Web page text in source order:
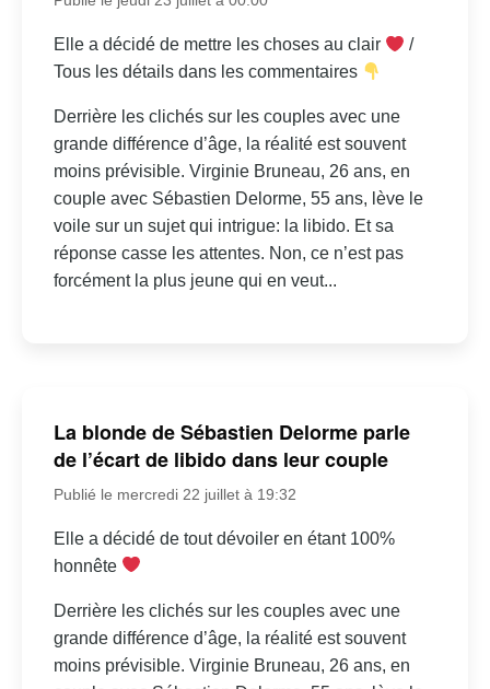
Elle a décidé de mettre les choses au clair
/
Tous les détails dans les commentaires
Derrière les clichés sur les couples avec une
grande différence d’âge, la réalité est souvent
moins prévisible. Virginie Bruneau, 26 ans, en
couple avec Sébastien Delorme, 55 ans, lève le
voile sur un sujet qui intrigue: la libido. Et sa
réponse casse les attentes. Non, ce n’est pas
forcément la plus jeune qui en veut...
La blonde de Sébastien Delorme parle
de l’écart de libido dans leur couple
Publié le mercredi 22 juillet à 19:32
Elle a décidé de tout dévoiler en étant 100%
honnête
Derrière les clichés sur les couples avec une
grande différence d’âge, la réalité est souvent
moins prévisible. Virginie Bruneau, 26 ans, en